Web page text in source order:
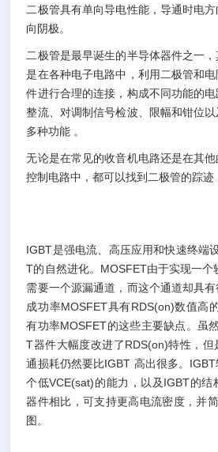
二极管具有单向导电性能，导通时电
向阴极。
二极管是最早诞生的半导体器件之一
是在各种电子电路中，利用二极管和
件进行合理的连接，构成不同功能的
整流、对调制信号检波、限幅和钳位
多种功能 。
无论是在常见的收音机电路还是在其
控制电路中，都可以找到二极管的踪迹
IGBT是强电流、高压应用和快速终端
T的自然进化。MOSFET由于实现一个
需要一个源漏通道，而这个通道却具
成功率MOSFET具有RDS(on)数值高
有功率MOSFET的这些主要缺点。虽
T器件大幅度改进了RDS(on)特性，
通损耗仍然要比IGBT 高出很多。
个低VCE(sat)的能力，以及IGBT的结
器件相比，可支持更高电流密度，并
图。